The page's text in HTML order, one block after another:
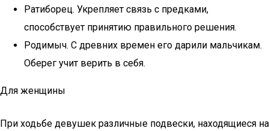
Ратиборец. Укрепляет связь с предками,
способствует принятию правильного решения.
Родимыч. С древних времен его дарили мальчикам.
Оберег учит верить в себя.
Для женщины
При ходьбе девушек различные подвески, находящиеся на